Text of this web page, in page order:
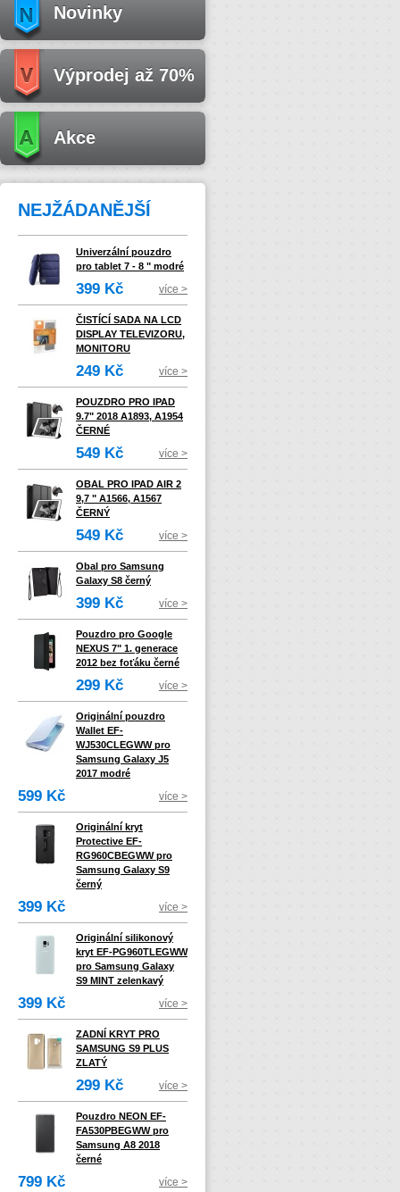
Novinky
Výprodej až 70%
Akce
NEJŽÁDANĚJŠÍ
Univerzální pouzdro
pro tablet 7 - 8 " modré
399 Kč více >
ČISTÍCÍ SADA NA LCD
DISPLAY TELEVIZORU,
MONITORU
249 Kč více >
POUZDRO PRO IPAD
9.7" 2018 A1893, A1954
ČERNÉ
549 Kč více >
OBAL PRO IPAD AIR 2
9,7 " A1566, A1567
ČERNÝ
549 Kč více >
Obal pro Samsung
Galaxy S8 černý
399 Kč více >
Pouzdro pro Google
NEXUS 7" 1. generace
2012 bez foťáku černé
299 Kč více >
Originální pouzdro
Wallet EF-
WJ530CLEGWW pro
Samsung Galaxy J5
2017 modré
599 Kč více >
Originální kryt
Protective EF-
RG960CBEGWW pro
Samsung Galaxy S9
černý
399 Kč více >
Originální silikonový
kryt EF-PG960TLEGWW
pro Samsung Galaxy
S9 MINT zelenkavý
399 Kč více >
ZADNÍ KRYT PRO
SAMSUNG S9 PLUS
ZLATÝ
299 Kč více >
Pouzdro NEON EF-
FA530PBEGWW pro
Samsung A8 2018
černé
799 Kč více >